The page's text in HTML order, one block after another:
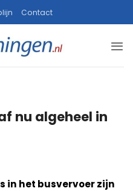
Contact
nu algeheel in
in het busvervoer zijn